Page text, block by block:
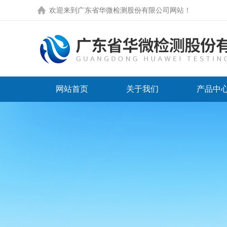
欢迎来到 广东省华微检测股份有限公司网站 ！
网站首页 关于我们 产品中